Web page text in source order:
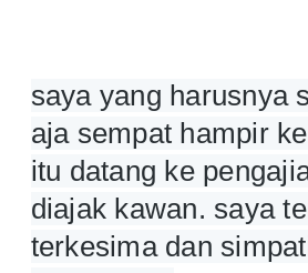
saya yang harusnya
aja sempat hampir
itu datang ke
diajak kawan. saya
terkesima dan